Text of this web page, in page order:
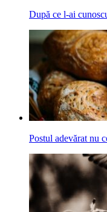
După ce l-ai
Postul adevărat nu